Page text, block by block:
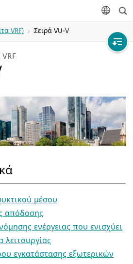
VRF) Σειρά VU-V
μέσου
απόδοσης
ενέργειας που ενισχύει
λειτουργίας
εγκατάστασης εξωτερικών